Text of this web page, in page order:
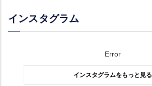
インスタグラム
Error
インスタグラムをもっと見る